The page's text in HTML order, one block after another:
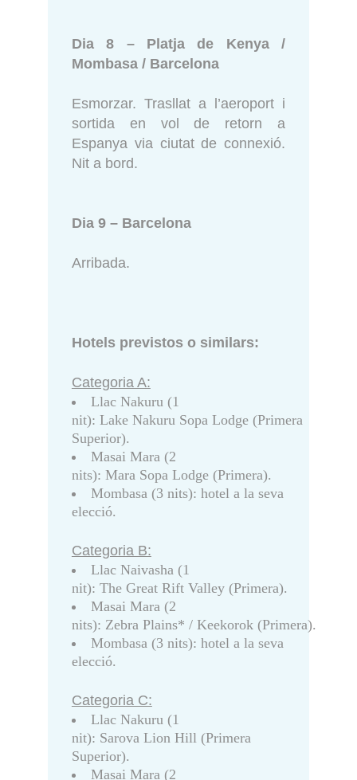
Dia 8 – Platja de Kenya /
Mombasa / Barcelona
Esmorzar. Trasllat a l’aeroport i
sortida en vol de retorn a
Espanya via ciutat de connexió.
Nit a bord.
Dia 9 – Barcelona
Arribada.
Hotels previstos o similars:
Categoria A:
Llac Nakuru (1
nit): Lake Nakuru Sopa Lodge (Primera
Superior).
Masai Mara (2
nits): Mara Sopa Lodge (Primera).
Mombasa (3 nits): hotel a la seva
elecció.
Categoria B:
Llac Naivasha (1
nit): The Great Rift Valley (Primera).
Masai Mara (2
nits): Zebra Plains* / Keekorok (Primera).
Mombasa (3 nits): hotel a la seva
elecció.
Categoria C:
Llac Nakuru (1
nit): Sarova Lion Hill (Primera
Superior).
Masai Mara (2